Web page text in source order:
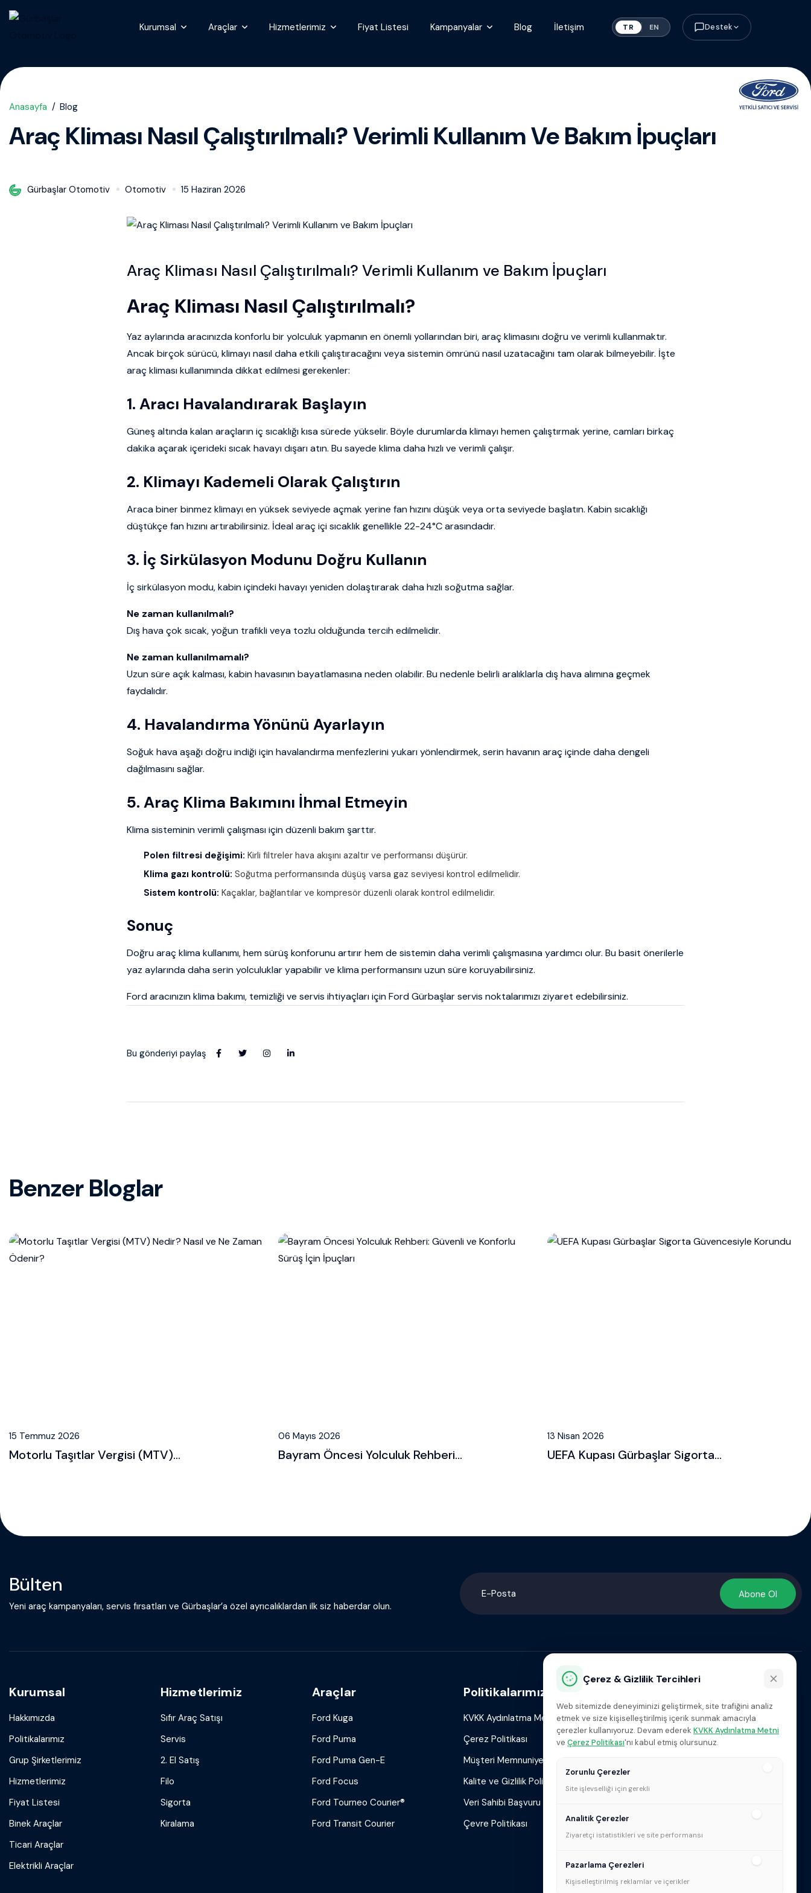
Kurumsal Araçlar Hizmetlerimiz Fiyat Listesi Kampanyalar Blog İletişim TR EN Destek
Anasayfa Blog
Araç Kliması Nasıl Çalıştırılmalı? Verimli Kullanım Ve Bakım İpuçları
Gürbaşlar Otomotiv Otomotiv 15 Haziran 2026
Araç Kliması Nasıl Çalıştırılmalı? Verimli Kullanım ve Bakım İpuçları
Araç Kliması Nasıl Çalıştırılmalı?
Yaz aylarında aracınızda konforlu bir yolculuk yapmanın en önemli yollarından biri, araç klimasını doğru ve verimli kullanmaktır.
Ancak birçok sürücü, klimayı nasıl daha etkili çalıştıracağını veya sistemin ömrünü nasıl uzatacağını tam olarak bilmeyebilir. İşte
araç kliması kullanımında dikkat edilmesi gerekenler:
1. Aracı Havalandırarak Başlayın
Güneş altında kalan araçların iç sıcaklığı kısa sürede yükselir. Böyle durumlarda klimayı hemen çalıştırmak yerine, camları birkaç
dakika açarak içerideki sıcak havayı dışarı atın. Bu sayede klima daha hızlı ve verimli çalışır.
2. Klimayı Kademeli Olarak Çalıştırın
Araca biner binmez klimayı en yüksek seviyede açmak yerine fan hızını düşük veya orta seviyede başlatın. Kabin sıcaklığı
düştükçe fan hızını artırabilirsiniz. İdeal araç içi sıcaklık genellikle 22-24°C arasındadır.
3. İç Sirkülasyon Modunu Doğru Kullanın
İç sirkülasyon modu, kabin içindeki havayı yeniden dolaştırarak daha hızlı soğutma sağlar.
Ne zaman kullanılmalı?
Dış hava çok sıcak, yoğun trafikli veya tozlu olduğunda tercih edilmelidir.
Ne zaman kullanılmamalı?
Uzun süre açık kalması, kabin havasının bayatlamasına neden olabilir. Bu nedenle belirli aralıklarla dış hava alımına geçmek
faydalıdır.
4. Havalandırma Yönünü Ayarlayın
Soğuk hava aşağı doğru indiği için havalandırma menfezlerini yukarı yönlendirmek, serin havanın araç içinde daha dengeli
dağılmasını sağlar.
5. Araç Klima Bakımını İhmal Etmeyin
Klima sisteminin verimli çalışması için düzenli bakım şarttır.
Polen filtresi değişimi: Kirli filtreler hava akışını azaltır ve performansı düşürür.
Klima gazı kontrolü: Soğutma performansında düşüş varsa gaz seviyesi kontrol edilmelidir.
Sistem kontrolü: Kaçaklar, bağlantılar ve kompresör düzenli olarak kontrol edilmelidir.
Sonuç
Doğru araç klima kullanımı, hem sürüş konforunu artırır hem de sistemin daha verimli çalışmasına yardımcı olur. Bu basit önerilerle
yaz aylarında daha serin yolculuklar yapabilir ve klima performansını uzun süre koruyabilirsiniz.
Ford aracınızın klima bakımı, temizliği ve servis ihtiyaçları için Ford Gürbaşlar servis noktalarımızı ziyaret edebilirsiniz.
Bu gönderiyi paylaş
Benzer Bloglar
15 Temmuz 2026
Motorlu Taşıtlar Vergisi (MTV)...
06 Mayıs 2026
Bayram Öncesi Yolculuk Rehberi...
13 Nisan 2026
UEFA Kupası Gürbaşlar Sigorta...
Bülten
Yeni araç kampanyaları, servis fırsatları ve Gürbaşlar’a özel ayrıcalıklardan ilk siz haberdar olun.
Abone Ol
Kurumsal
Hakkımızda
Politikalarımız
Grup Şirketlerimiz
Hizmetlerimiz
Fiyat Listesi
Binek Araçlar
Ticari Araçlar
Elektrikli Araçlar
Hizmetlerimiz
Sıfır Araç Satışı
Servis
2. El Satış
Filo
Sigorta
Kiralama
Araçlar
Ford Kuga
Ford Puma
Ford Puma Gen-E
Ford Focus
Ford Tourneo Courier®
Ford Transit Courier
Politikalarımız
KVKK Aydınlatma Metni
Çerez Politikası
Müşteri Memnuniyet Politikası
Kalite ve Gizlilik Politikası
Veri Sahibi Başvuru Formu
Çevre Politikası
info@gurbaslar.com.tr
Bizi Takip Et!
Çerez & Gizlilik Tercihleri
Web sitemizde deneyiminizi geliştirmek, site trafiğini analiz
etmek ve size kişiselleştirilmiş içerik sunmak amacıyla
çerezler kullanıyoruz. Devam ederek KVKK Aydınlatma Metni
ve Çerez Politikası'nı kabul etmiş olursunuz.
Zorunlu Çerezler
Site işlevselliği için gerekli
Analitik Çerezler
Ziyaretçi istatistikleri ve site performansı
Pazarlama Çerezleri
Kişiselleştirilmiş reklamlar ve içerikler